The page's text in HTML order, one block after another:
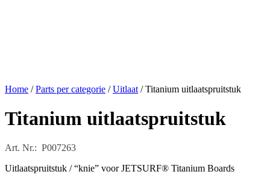
Home /Parts per categorie /Uitlaat / Titanium uitlaatspruitstuk
Titanium uitlaatspruitstuk
Art. Nr.: P007263
Uitlaatspruitstuk / “knie” voor JETSURF® Titanium Boards